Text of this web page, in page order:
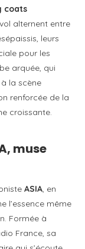
coats
alternent entre
leurs
pour les
arquée, qui
la scène
renforcée de la
croissante.
muse
ASIA, en
l’essence même
Formée à
France, sa